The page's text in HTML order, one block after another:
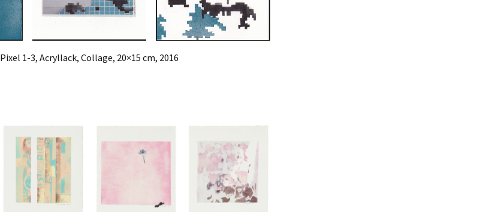
Pixel 1-3, Acryllack, Collage, 20×15 cm, 2016